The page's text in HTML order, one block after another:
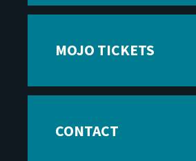
MOJO TICKETS
CONTACT